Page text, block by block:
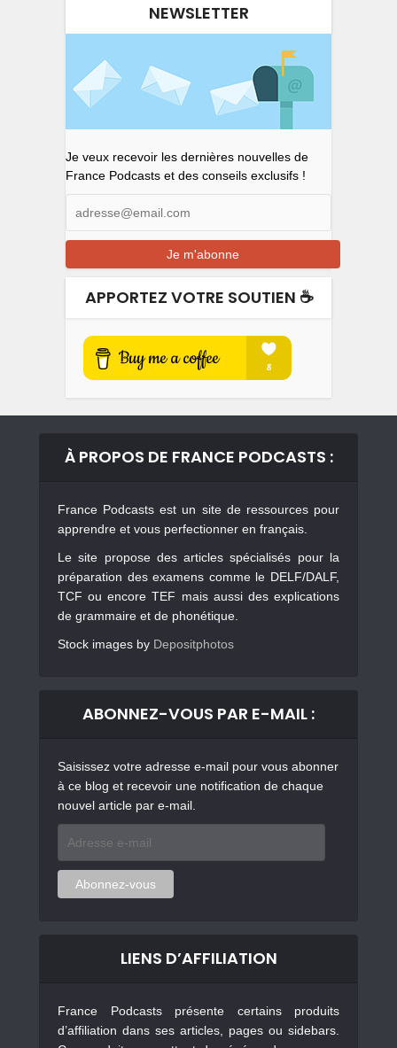
NEWSLETTER
Je veux recevoir les dernières nouvelles de
France Podcasts et des conseils exclusifs !
APPORTEZ VOTRE SOUTIEN ☕️
À PROPOS DE FRANCE PODCASTS :
France Podcasts est un site de ressources pour
apprendre et vous perfectionner en français.
Le site propose des articles spécialisés pour la
préparation des examens comme le DELF/DALF,
TCF ou encore TEF mais aussi des explications
de grammaire et de phonétique.
Stock images by Depositphotos
ABONNEZ-VOUS PAR E-MAIL :
Saisissez votre adresse e-mail pour vous abonner
à ce blog et recevoir une notification de chaque
nouvel article par e-mail.
mail
Abonnez-vous
LIENS D’AFFILIATION
France Podcasts présente certains produits
d’affiliation dans ses articles, pages ou sidebars.